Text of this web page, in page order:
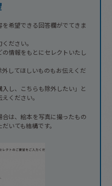
希望できる回答欄がでてきま
ださい。
情報をもとにセレクトいたし
してほしいものもお伝えくだ
入し、こちらも除外したい」と
ください。
は、絵本を写真に撮ったもの
いても結構です。